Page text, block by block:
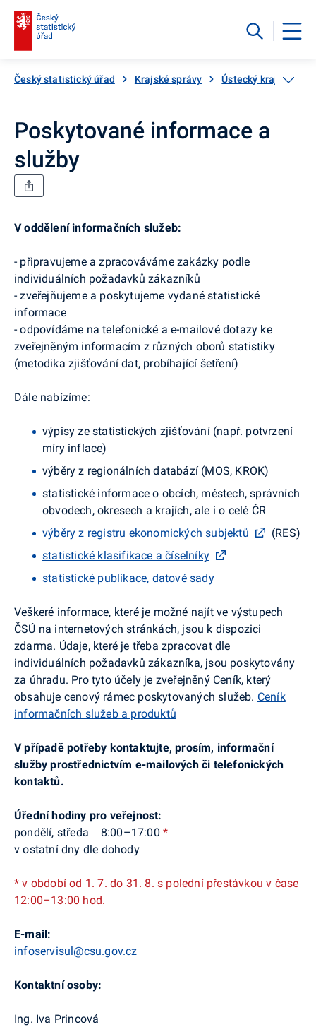
Český statistický úřad Krajské správy Ústecký kraj
Poskytované informace a
služby
V oddělení informačních služeb:
- připravujeme a zpracováváme zakázky podle
individuálních požadavků zákazníků
- zveřejňujeme a poskytujeme vydané statistické
informace
- odpovídáme na telefonické a e-mailové dotazy ke
zveřejněným informacím z různých oborů statistiky
(metodika zjišťování dat, probíhající šetření)
Dále nabízíme:
výpisy ze statistických zjišťování (např. potvrzení
míry inflace)
výběry z regionálních databází (MOS, KROK)
statistické informace o obcích, městech, správních
obvodech, okresech a krajích, ale i o celé ČR
výběry z registru ekonomických subjektů
(RES)
statistické klasifikace a číselníky
statistické publikace, datové sady
Veškeré informace, které je možné najít ve výstupech
ČSÚ na internetových stránkách, jsou k dispozici
zdarma. Údaje, které je třeba zpracovat dle
individuálních požadavků zákazníka, jsou poskytovány
za úhradu. Pro tyto účely je zveřejněný Ceník, který
obsahuje cenový rámec poskytovaných služeb. Ceník
informačních služeb a produktů
V případě potřeby kontaktujte, prosím, informační
služby prostřednictvím e-mailových či telefonických
kontaktů.
Úřední hodiny pro veřejnost:
pondělí, středa 8:00–17:00 *
v ostatní dny dle dohody
* v období od 1. 7. do 31. 8. s polední přestávkou v čase
12:00–13:00 hod.
E-mail:
infoservisul@csu.gov.cz
Kontaktní osoby:
Ing. Iva Princová